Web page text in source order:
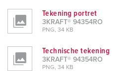
Tekening portret
3KRAFT® 94354RO
PNG, 34 KB
Technische tekening
3KRAFT® 94354RO
PNG, 34 KB